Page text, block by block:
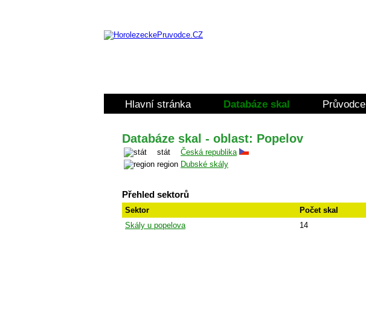
Hlavní stránka Databáze skal Průvodce
Databáze skal - oblast: Popelov
stát
Česká republika
region Dubské skály
Přehled sektorů
Sektor
Počet skal
Skály u popelova
14